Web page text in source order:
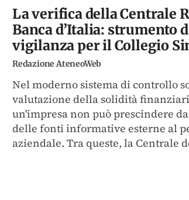
La verifica della Centrale
Banca d’Italia: strumento
vigilanza per il Collegio
Redazione AteneoWeb
Nel moderno sistema di controllo
valutazione della solidità
un'impresa non può prescindere
delle fonti informative esterne al
aziendale. Tra queste, la Centrale